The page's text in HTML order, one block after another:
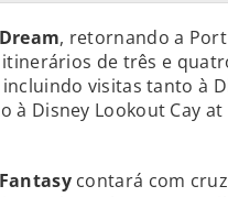
, retornando a Port
de três e
incluindo visitas tanto à
à Disney Lookout Cay
contará com